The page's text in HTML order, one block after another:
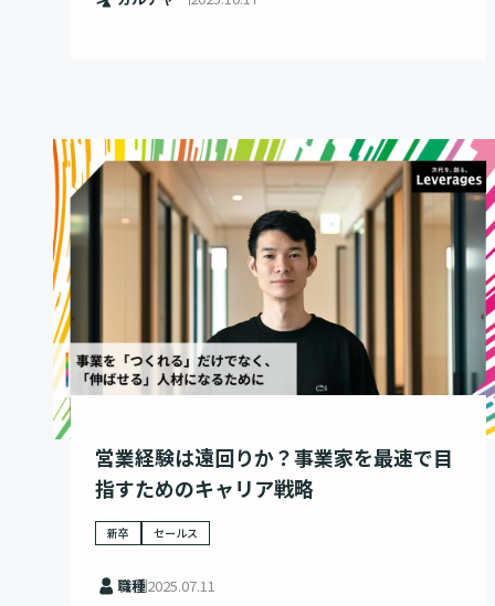
営業経験は遠回りか？事業家を最速で目
指すためのキャリア戦略
新卒 セールス
職種2025.07.11